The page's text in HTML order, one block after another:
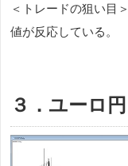
＜トレードの狙い目
値が反応している。
３．ユーロ